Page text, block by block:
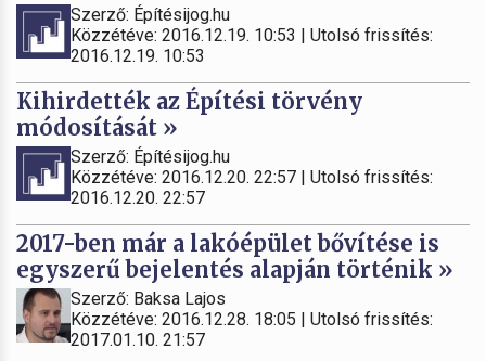
Szerző: Építésijog.hu
Közzétéve: 2016.12.19. 10:53 | Utolsó frissítés:
2016.12.19. 10:53
Kihirdették az Építési törvény
módosítását »
Szerző: Építésijog.hu
Közzétéve: 2016.12.20. 22:57 | Utolsó frissítés:
2016.12.20. 22:57
2017-ben már a lakóépület bővítése is
egyszerű bejelentés alapján történik »
Szerző: Baksa Lajos
Közzétéve: 2016.12.28. 18:05 | Utolsó frissítés:
2017.01.10. 21:57